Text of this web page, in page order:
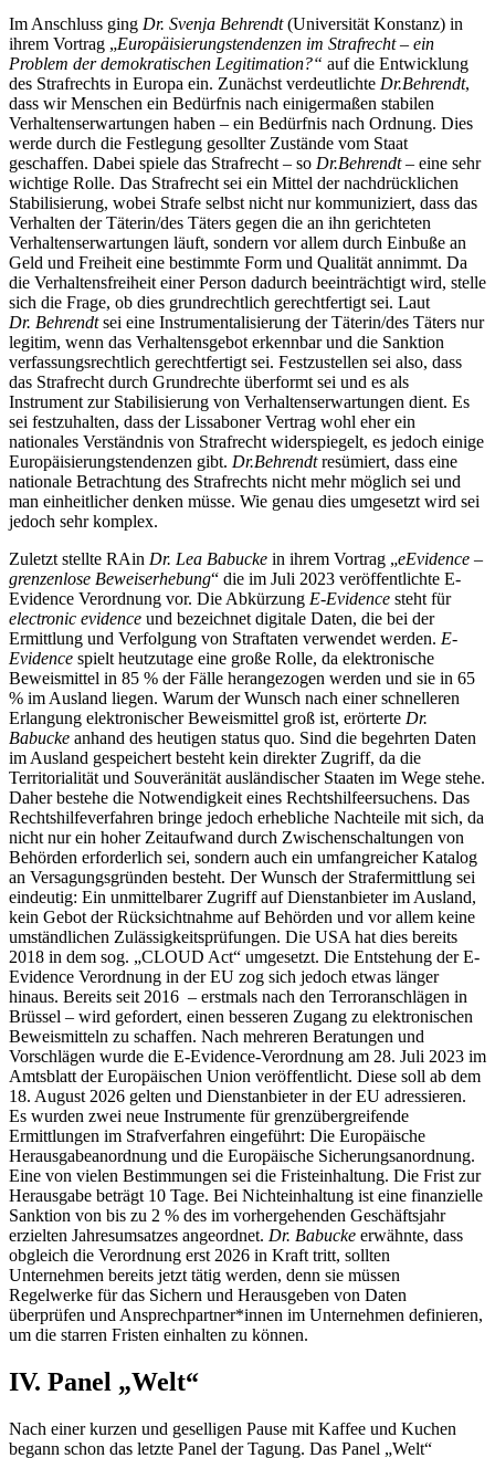
Im Anschluss ging Dr. Svenja Behrendt(Universität Konstanz) in
ihrem Vortrag „Europäisierungstendenzen im Strafrecht – ein
Problem der demokratischen Legitimation?“ auf die Entwicklung
des Strafrechts in Europa ein. Zunächst verdeutlichte Dr.Behrendt,
dass wir Menschen ein Bedürfnis nach einigermaßen stabilen
Verhaltenserwartungen haben – ein Bedürfnis nach Ordnung. Dies
werde durch die Festlegung gesollter Zustände vom Staat
geschaffen. Dabei spiele das Strafrecht – so Dr.Behrendt– eine sehr
wichtige Rolle. Das Strafrecht sei ein Mittel der nachdrücklichen
Stabilisierung, wobei Strafe selbst nicht nur kommuniziert, dass das
Verhalten der Täterin/des Täters gegen die an ihn gerichteten
Verhaltenserwartungen läuft, sondern vor allem durch Einbuße an
Geld und Freiheit eine bestimmte Form und Qualität annimmt. Da
die Verhaltensfreiheit einer Person dadurch beeinträchtigt wird, stelle
sich die Frage, ob dies grundrechtlich gerechtfertigt sei. Laut
Dr. Behrendtsei eine Instrumentalisierung der Täterin/des Täters nur
legitim, wenn das Verhaltensgebot erkennbar und die Sanktion
verfassungsrechtlich gerechtfertigt sei. Festzustellen sei also, dass
das Strafrecht durch Grundrechte überformt sei und es als
Instrument zur Stabilisierung von Verhaltenserwartungen dient. Es
sei festzuhalten, dass der Lissaboner Vertrag wohl eher ein
nationales Verständnis von Strafrecht widerspiegelt, es jedoch einige
Europäisierungstendenzen gibt. Dr.Behrendtresümiert, dass eine
nationale Betrachtung des Strafrechts nicht mehr möglich sei und
man einheitlicher denken müsse. Wie genau dies umgesetzt wird sei
jedoch sehr komplex.
Zuletzt stellte RAin Dr. Lea Babucke in ihrem Vortrag „eEvidence –
grenzenlose Beweiserhebung“ die im Juli 2023 veröffentlichte E-
Evidence Verordnung vor. Die Abkürzung E-Evidence steht für
electronic evidence und bezeichnet digitale Daten, die bei der
Ermittlung und Verfolgung von Straftaten verwendet werden. E-
Evidence spielt heutzutage eine große Rolle, da elektronische
Beweismittel in 85 % der Fälle herangezogen werden und sie in 65
% im Ausland liegen. Warum der Wunsch nach einer schnelleren
Erlangung elektronischer Beweismittel groß ist, erörterte Dr.
Babucke anhand des heutigen status quo. Sind die begehrten Daten
im Ausland gespeichert besteht kein direkter Zugriff, da die
Territorialität und Souveränität ausländischer Staaten im Wege stehe.
Daher bestehe die Notwendigkeit eines Rechtshilfeersuchens. Das
Rechtshilfeverfahren bringe jedoch erhebliche Nachteile mit sich, da
nicht nur ein hoher Zeitaufwand durch Zwischenschaltungen von
Behörden erforderlich sei, sondern auch ein umfangreicher Katalog
an Versagungsgründen besteht. Der Wunsch der Strafermittlung sei
eindeutig: Ein unmittelbarer Zugriff auf Dienstanbieter im Ausland,
kein Gebot der Rücksichtnahme auf Behörden und vor allem keine
umständlichen Zulässigkeitsprüfungen. Die USA hat dies bereits
2018 in dem sog. „CLOUD Act“ umgesetzt. Die Entstehung der E-
Evidence Verordnung in der EU zog sich jedoch etwas länger
hinaus. Bereits seit 2016 – erstmals nach den Terroranschlägen in
Brüssel – wird gefordert, einen besseren Zugang zu elektronischen
Beweismitteln zu schaffen. Nach mehreren Beratungen und
Vorschlägen wurde die E-Evidence-Verordnung am 28. Juli 2023 im
Amtsblatt der Europäischen Union veröffentlicht. Diese soll ab dem
18. August 2026 gelten und Dienstanbieter in der EU adressieren.
Es wurden zwei neue Instrumente für grenzübergreifende
Ermittlungen im Strafverfahren eingeführt: Die Europäische
Herausgabeanordnung und die Europäische Sicherungsanordnung.
Eine von vielen Bestimmungen sei die Fristeinhaltung. Die Frist zur
Herausgabe beträgt 10 Tage. Bei Nichteinhaltung ist eine finanzielle
Sanktion von bis zu 2 % des im vorhergehenden Geschäftsjahr
erzielten Jahresumsatzes angeordnet. Dr. Babucke erwähnte, dass
obgleich die Verordnung erst 2026 in Kraft tritt, sollten
Unternehmen bereits jetzt tätig werden, denn sie müssen
Regelwerke für das Sichern und Herausgeben von Daten
überprüfen und Ansprechpartner*innen im Unternehmen definieren,
um die starren Fristen einhalten zu können.
IV. Panel „Welt“
Nach einer kurzen und geselligen Pause mit Kaffee und Kuchen
begann schon das letzte Panel der Tagung. Das Panel „Welt“